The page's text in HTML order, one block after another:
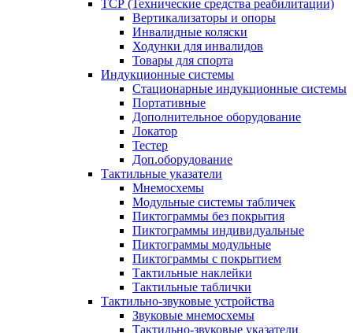
ТСР (Технические средства реабилитации)
Вертикализаторы и опоры
Инвалидные коляски
Ходунки для инвалидов
Товары для спорта
Индукционные системы
Стационарные индукционные системы
Портативные
Дополнительное оборудование
Локатор
Тестер
Доп.оборудование
Тактильные указатели
Мнемосхемы
Модульные системы табличек
Пиктограммы без покрытия
Пиктограммы индивидуальные
Пиктограммы модульные
Пиктограммы с покрытием
Тактильные наклейки
Тактильные таблички
Тактильно-звуковые устройства
Звуковые мнемосхемы
Тактильно-звуковые указатели